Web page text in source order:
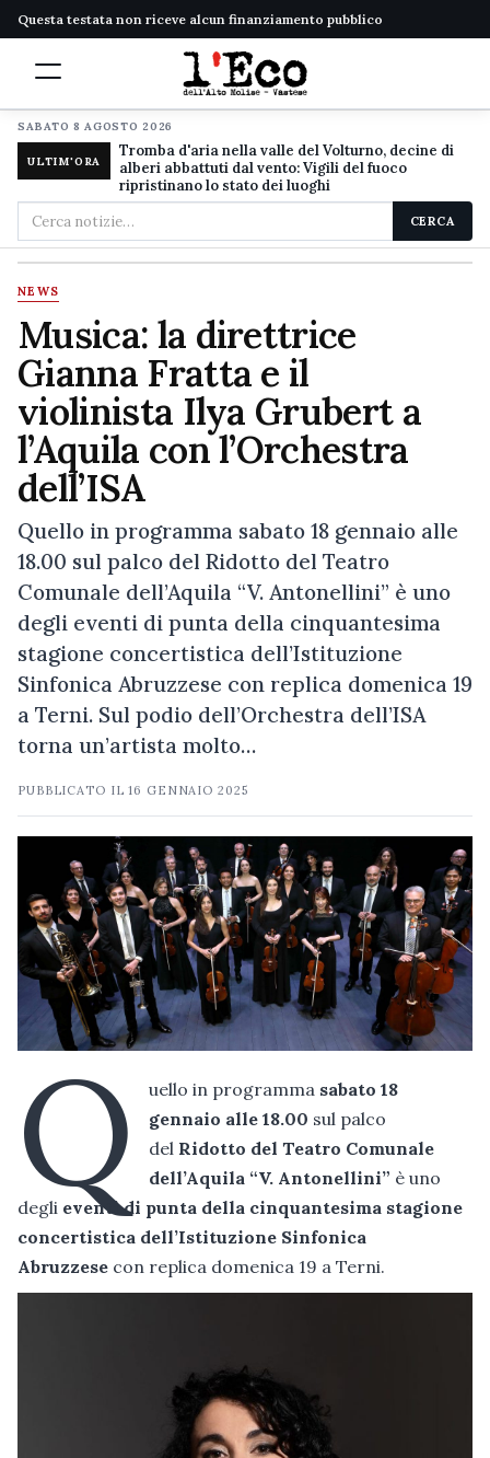
Questa testata non riceve alcun finanziamento pubblico
SABATO 8 AGOSTO 2026
ULTIM'ORA
Tromba d'aria nella valle del Volturno, decine di
alberi abbattuti dal vento: Vigili del fuoco
ripristinano lo stato dei luoghi
Cerca
nel
sito
CERCA
NEWS
Musica: la direttrice
Gianna Fratta e il
violinista Ilya Grubert a
l’Aquila con l’Orchestra
dell’ISA
Quello in programma sabato 18 gennaio alle
18.00 sul palco del Ridotto del Teatro
Comunale dell’Aquila “V. Antonellini” è uno
degli eventi di punta della cinquantesima
stagione concertistica dell’Istituzione
Sinfonica Abruzzese con replica domenica 19
a Terni. Sul podio dell’Orchestra dell’ISA
torna un’artista molto…
PUBBLICATO IL16 GENNAIO 2025
Q uello in programma sabato 18
gennaio alle 18.00 sul palco
del Ridotto del Teatro Comunale
dell’Aquila “V. Antonellini” è uno
degli eventi di punta della cinquantesima stagione
concertistica dell’Istituzione Sinfonica
Abruzzese con replica domenica 19 a Terni.